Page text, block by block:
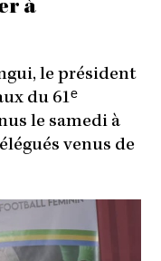
à
le président
du 61ᵉ
le samedi à
venus de